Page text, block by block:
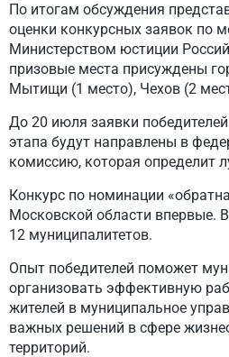
По итогам обсуждения
оценки конкурсных заявок по
Министерством юстиции
призовые места присуждены
Мытищи (1 место), Чехов (2
До 20 июля заявки
этапа будут направлены в
комиссию, которая определит
Конкурс по номинации
Московской области впервые.
12 муниципалитетов.
Опыт победителей поможет
организовать эффективную
жителей в муниципальное
важных решений в сфере
территорий.